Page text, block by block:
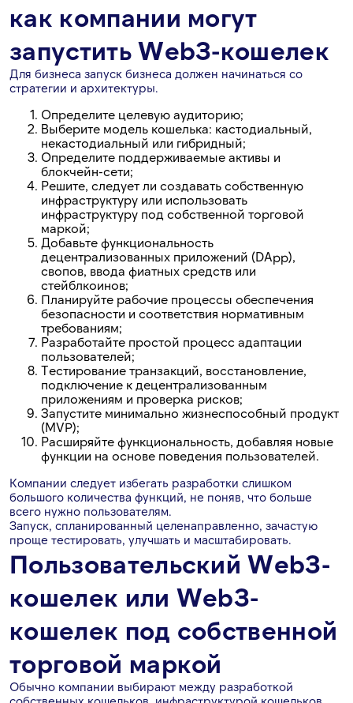
как компании могут
запустить Web3-кошелек
Для бизнеса запуск бизнеса должен начинаться со
стратегии и архитектуры.
Определите целевую аудиторию;
Выберите модель кошелька: кастодиальный,
некастодиальный или гибридный;
Определите поддерживаемые активы и
блокчейн-сети;
Решите, следует ли создавать собственную
инфраструктуру или использовать
инфраструктуру под собственной торговой
маркой;
Добавьте функциональность
децентрализованных приложений (DApp),
свопов, ввода фиатных средств или
стейблкоинов;
Планируйте рабочие процессы обеспечения
безопасности и соответствия нормативным
требованиям;
Разработайте простой процесс адаптации
пользователей;
Тестирование транзакций, восстановление,
подключение к децентрализованным
приложениям и проверка рисков;
Запустите минимально жизнеспособный продукт
(MVP);
Расширяйте функциональность, добавляя новые
функции на основе поведения пользователей.
Компании следует избегать разработки слишком
большого количества функций, не поняв, что больше
всего нужно пользователям.
Запуск, спланированный целенаправленно, зачастую
проще тестировать, улучшать и масштабировать.
Пользовательский Web3-
кошелек или Web3-
кошелек под собственной
торговой маркой
Обычно компании выбирают между разработкой